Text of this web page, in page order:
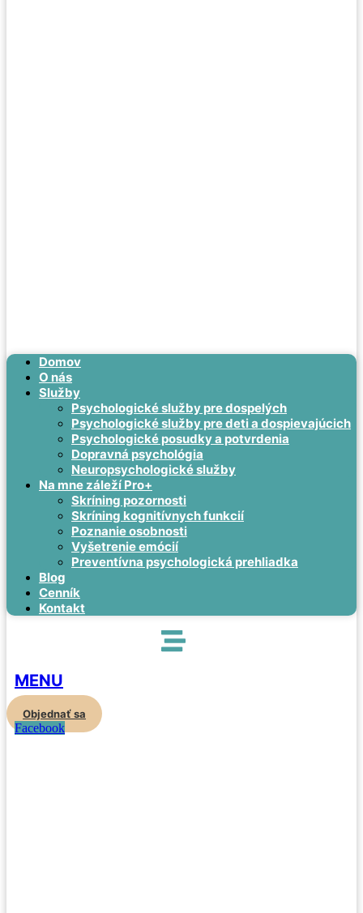
Domov
O nás
Služby
Psychologické služby pre dospelých
Psychologické služby pre deti a dospievajúcich
Psychologické posudky a potvrdenia
Dopravná psychológia
Neuropsychologické služby
Na mne záleží Pro+
Skríning pozornosti
Skríning kognitívnych funkcií
Poznanie osobnosti
Vyšetrenie emócií
Preventívna psychologická prehliadka
Blog
Cenník
Kontakt
MENU
Objednať sa
Facebook